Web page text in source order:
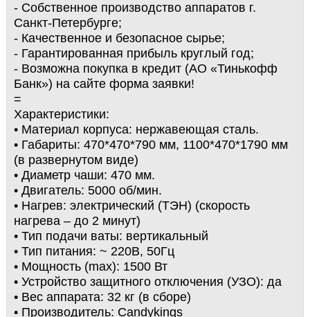
- Собственное производство аппаратов г.
Санкт-Петербурге;
- Качественное и безопасное сырье;
- Гарантированная прибыль круглый год;
- Возможна покупка в кредит (АО «Тинькофф
Банк») на сайте форма заявки!
=
Характеристики:
• Материал корпуса: нержавеющая сталь.
• Габариты: 470*470*790 мм, 1100*470*1790 мм
(в развернутом виде)
• Диаметр чаши: 470 мм.
• Двигатель: 5000 об/мин.
• Нагрев: электрический (ТЭН) (скорость
нагрева – до 2 минут)
• Тип подачи ваты: вертикальный
• Тип питания: ~ 220В, 50Гц
• Мощность (max): 1500 Вт
• Устройство защитного отключения (УЗО): да
• Вес аппарата: 32 кг (в сборе)
• Производитель: Candykings